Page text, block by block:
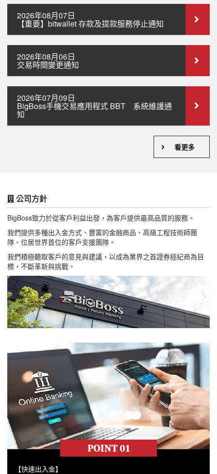
2026年08月07日
【重要】bitwallet 存款及提款服務停止通知
2026年08月06日
交易時間變更通知
2026年07月09日
BigBoss手機交易應用程式 BBT 系統維護通
知
看更多
公司方針
BigBoss致力於從客戶利益出發，為客戶提供最高品質的服務。
我們提供多種出入金方式、豐富的金融商品、高級工程技術師團
隊、位居世界首位的客戶支援團隊。
我們積極聽取客戶的意見與建議，以成為業界之首證券經紀商為目
標，不斷革新與挑戰。
【快速出入金】